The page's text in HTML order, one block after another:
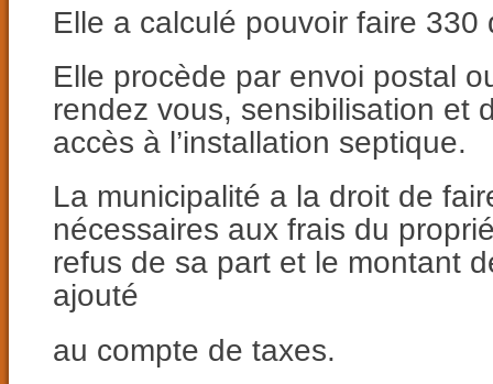
Elle a calculé pouvoir faire 330
Elle procède par envoi postal
rendez vous, sensibilisation et
accès à l’installation septique.
La municipalité a la droit de
nécessaires aux frais du
refus de sa part et le montant
ajouté
au compte de taxes.